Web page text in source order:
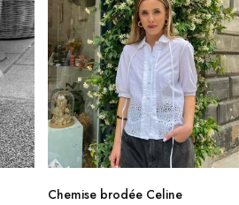
Chemise brodée Celine